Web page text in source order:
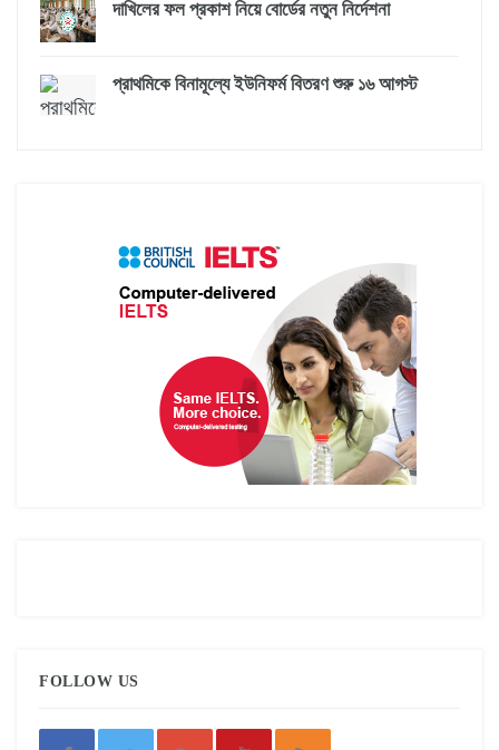
দাখিলের ফল প্রকাশ নিয়ে বোর্ডের নতুন নির্দেশনা
প্রাথমিকে বিনামূল্যে ইউনিফর্ম বিতরণ শুরু ১৬ আগস্ট
FOLLOW US